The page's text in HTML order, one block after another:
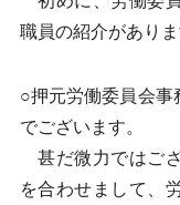
職員の紹介がありま
○押元労働委員会
でございます。
甚だ微力ではご
を合わせまして、